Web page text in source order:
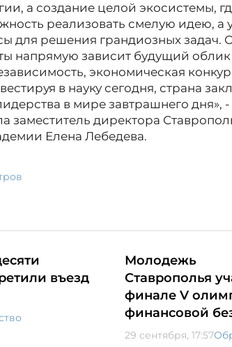
а создание целой экосистемы,
реализовать смелую идею, а
для решения грандиозных задач.
напрямую зависит будущий
экономическая
в науку сегодня, страна
в мире завтрашнего дня», -
заместитель директора
Елена Лебедева.
въезд
Молодежь
Ставрополья
финале V
финансовой
29 сентября, 17:57